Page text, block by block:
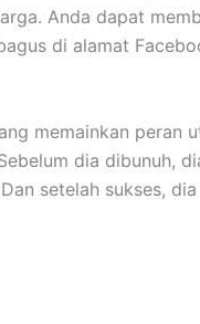
Anda dapat
di alamat
memainkan peran
dia dibunuh,
setelah sukses, dia